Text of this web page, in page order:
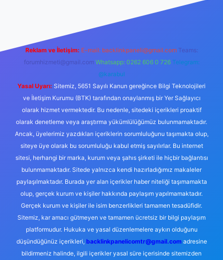
Reklam ve İletişim: E-mail: backlinkpaneli@gmail.com Teams:
forumhizmeti@gmail.com Whatsapp: 0262 606 0 726 Telegram:
@karabul
Yasal Uyarı: Sitemiz, 5651 Sayılı Kanun gereğince Bilgi Teknolojileri
ve İletişim Kurumu (BTK) tarafından onaylanmış bir Yer Sağlayıcı
olarak hizmet vermektedir. Bu nedenle, sitedeki içerikleri proaktif
olarak denetleme veya araştırma yükümlülüğümüz bulunmamaktadır.
Ancak, üyelerimiz yazdıkları içeriklerin sorumluluğunu taşımakta olup,
siteye üye olarak bu sorumluluğu kabul etmiş sayılırlar. Bu internet
sitesi, herhangi bir marka, kurum veya şahıs şirketi ile hiçbir bağlantısı
bulunmamaktadır. Sitede yalnızca kendi hazırladığımız makaleler
paylaşılmaktadır. Burada yer alan içerikler haber niteliği taşımamakta
olup, gerçek kurum ve kişiler hakkında paylaşım yapılmamaktadır.
Gerçek kurum ve kişiler ile isim benzerlikleri tamamen tesadüfidir.
Sitemiz, kar amacı gütmeyen ve tamamen ücretsiz bir bilgi paylaşım
platformudur. Hukuka ve yasal düzenlemelere aykırı olduğunu
düşündüğünüz içerikleri, backlinkpanelicomtr@gmail.comadresine
bildirmeniz halinde, ilgili içerikler yasal süre içerisinde sitemizden